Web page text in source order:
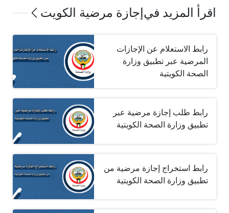
اقرأ المزيد في إجازة مرضية الكويت
رابط الاستعلام عن الإجازات
المرضية عبر تطبيق وزارة
الصحة الكويتية
رابط طلب إجازة مرضية عبر
تطبيق وزارة الصحة الكويتية
رابط استخراج إجازة مرضية من
تطبيق وزارة الصحة الكويتية